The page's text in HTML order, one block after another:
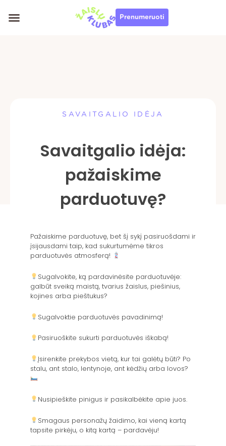
prie
Prenumeruoti
SAVAITGALIO IDĖJA
Savaitgalio idėja:
pažaiskime
parduotuvę?
Pažaiskime parduotuvę, bet šį sykį pasiruošdami ir
įsijausdami taip, kad sukurtumėme tikros
parduotuvės atmosferą!
Sugalvokite, ką pardavinėsite parduotuvėje:
galbūt sveiką maistą, tvarius žaislus, piešinius,
kojines arba pieštukus?
Sugalvoktie parduotuvės pavadinimą!
Pasiruoškite sukurti parduotuvės iškabą!
Įsirenkite prekybos vietą, kur tai galėtų būti? Po
stalu, ant stalo, lentynoje, ant kėdžių arba lovos?
Nusipieškite pinigus ir pasikalbėkite apie juos.
Smagaus personažų žaidimo, kai vieną kartą
tapsite pirkėju, o kitą kartą – pardavėju!